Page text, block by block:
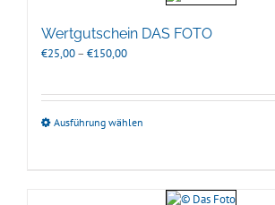
Wertgutschein DAS FOTO
€25,00– €150,00Preisspanne:
€150,00
Ausführung wählen